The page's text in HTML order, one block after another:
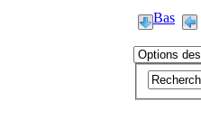
Bas